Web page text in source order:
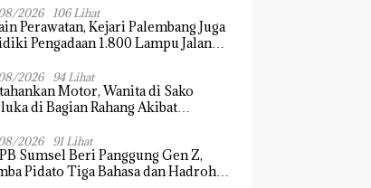
2026 106 Lihat
Perawatan, Kejari Palembang Juga
Pengadaan 1.800 Lampu Jalan
2026 94 Lihat
Motor, Wanita di Sako
di Bagian Rahang Akibat
2026 91 Lihat
Sumsel Beri Panggung Gen Z,
Pidato Tiga Bahasa dan Hadroh